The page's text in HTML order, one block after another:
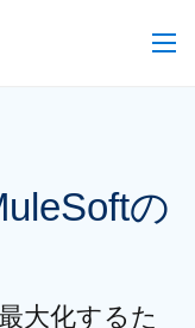
の
大化するた